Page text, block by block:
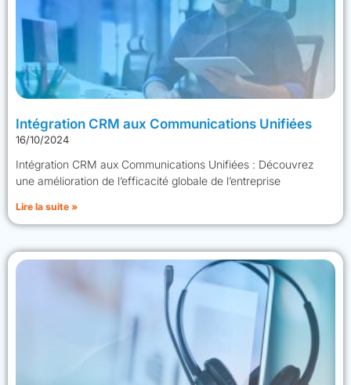
Intégration CRM aux Communications Unifiées
16/10/2024
Intégration CRM aux Communications Unifiées : Découvrez
une amélioration de l’efficacité globale de l’entreprise
Lire la suite »